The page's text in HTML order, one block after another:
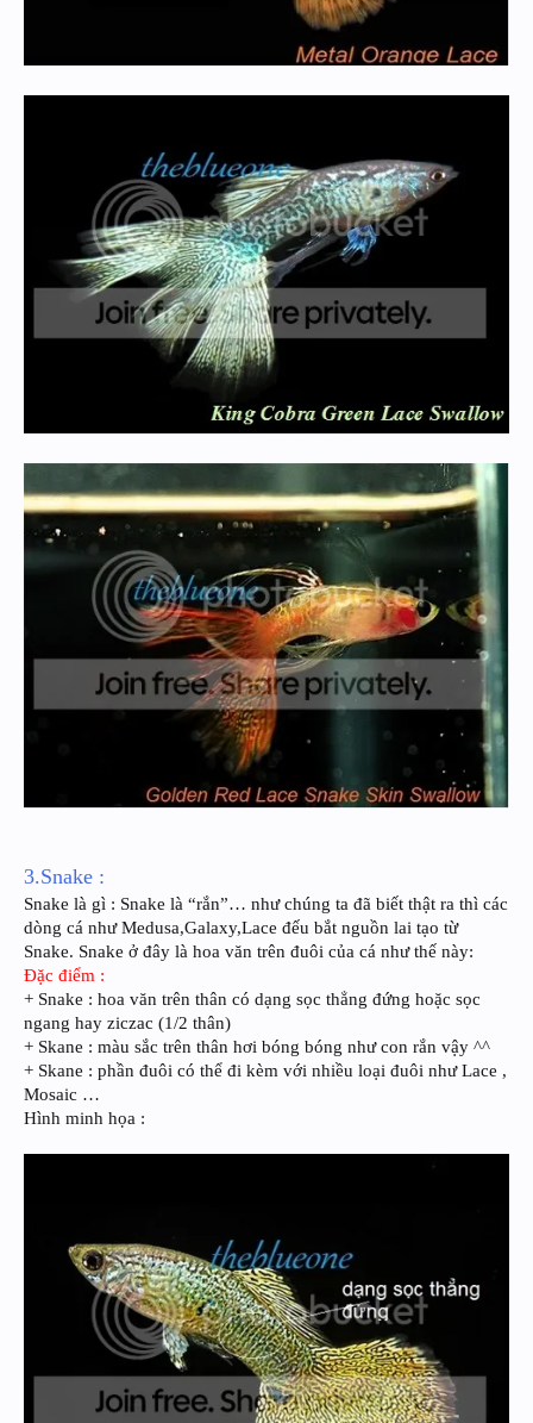
3.Snake :
Snake là gì : Snake là “rắn”… như chúng ta đã biết thật ra thì các
dòng cá như Medusa,Galaxy,Lace đếu bắt nguồn lai tạo từ
Snake. Snake ở đây là hoa văn trên đuôi của cá như thế này:
Đặc điểm :
+ Snake : hoa văn trên thân có dạng sọc thẳng đứng hoặc sọc
ngang hay ziczac (1/2 thân)
+ Skane : màu sắc trên thân hơi bóng bóng như con rắn vậy ^^
+ Skane : phần đuôi có thể đi kèm với nhiều loại đuôi như Lace ,
Mosaic …
Hình minh họa :